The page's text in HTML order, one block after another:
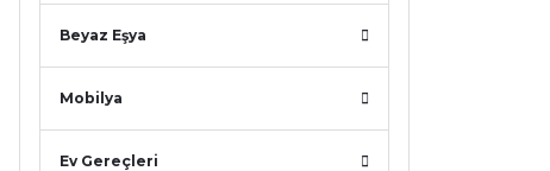
Beyaz Eşya
Mobilya
Ev Gereçleri